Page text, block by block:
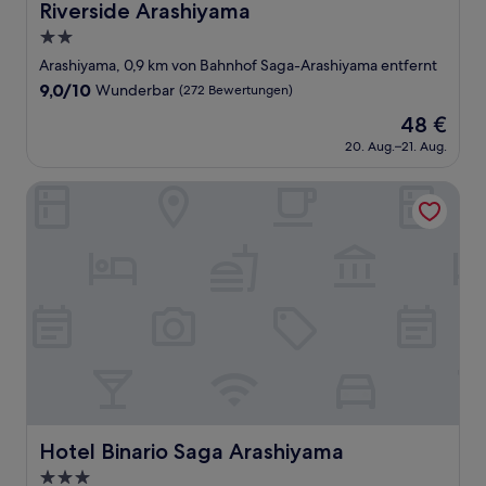
Riverside Arashiyama
Riverside Arashiyama
2.0-
Sterne-
Unterkunft
Arashiyama, 0,9 km von Bahnhof Saga-Arashiyama entfernt
9.0
Bewertungen)
9,0/10 Wunderbar (272 Bewertungen)
Der
Preis
beträgt
48 €
20. Aug.–21. Aug.
Hotel Binario Saga Arashiyama
Hotel Binario Saga Arashiyama
3.0-